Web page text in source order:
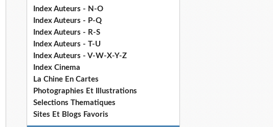
Index Auteurs - N-O
Index Auteurs - P-Q
Index Auteurs - R-S
Index Auteurs - T-U
Index Auteurs - V-W-X-Y-Z
Index Cinema
La Chine En Cartes
Photographies Et Illustrations
Selections Thematiques
Sites Et Blogs Favoris